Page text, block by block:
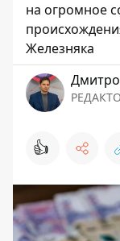
на огромное
Железняка
👍